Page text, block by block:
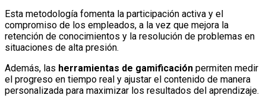
Esta metodología fomenta la participación activa y el
compromiso de los empleados, a la vez que mejora la
retención de conocimientos y la resolución de problemas en
situaciones de alta presión.
Además, las herramientas de gamificación permiten medir
el progreso en tiempo real y ajustar el contenido de manera
personalizada para maximizar los resultados del aprendizaje.